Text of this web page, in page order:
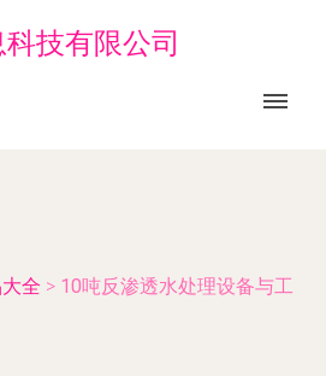
技有限公司
全 > 10吨反渗透水处理设备与工